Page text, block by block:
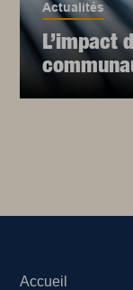
Actualités
L’impact
Accueil